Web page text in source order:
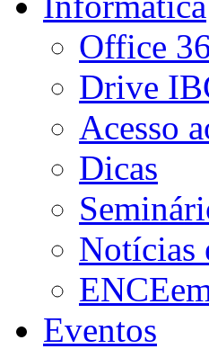
Office
Drive
Acesso
Dicas
Notícias
Eventos